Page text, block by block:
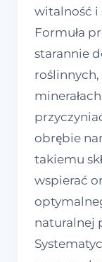
witalność i
Formuła
starannie
obrębie
takiemu
wspierać
naturalnej